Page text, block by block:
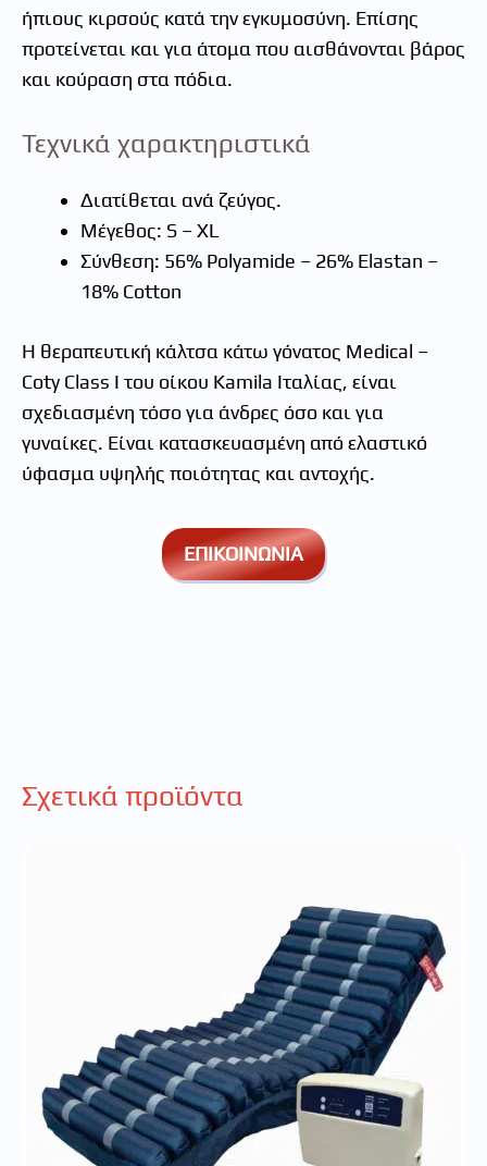
ήπιους κιρσούς κατά την εγκυμοσύνη. Επίσης
προτείνεται και για άτομα που αισθάνονται βάρος
και κούραση στα πόδια.
Τεχνικά χαρακτηριστικά
Διατίθεται ανά ζεύγος.
Μέγεθος: S – XL
Σύνθεση: 56% Polyamide – 26% Elastan –
18% Cotton
Η θεραπευτική κάλτσα κάτω γόνατος Medical –
Coty Class I του οίκου Kamila Ιταλίας, είναι
σχεδιασμένη τόσο για άνδρες όσο και για
γυναίκες. Είναι κατασκευασμένη από ελαστικό
ύφασμα υψηλής ποιότητας και αντοχής.
ΕΠΙΚΟΙΝΩΝΙΑ
Σχετικά προϊόντα